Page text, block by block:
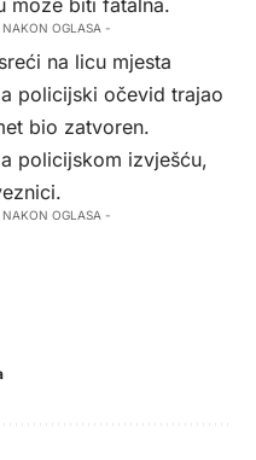
može biti fatalna.
NAKON OGLASA -
na licu mjesta
policijski očevid trajao
bio zatvoren.
policijskom izvješću,
.
NAKON OGLASA -